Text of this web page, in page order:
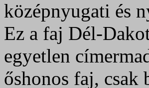
középnyugati és
Ez a faj Dél-
egyetlen
őshonos faj, csak